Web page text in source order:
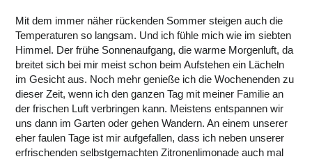
Mit dem immer näher rückenden Sommer steigen auch die
Temperaturen so langsam. Und ich fühle mich wie im siebten
Himmel. Der frühe Sonnenaufgang, die warme Morgenluft, da
breitet sich bei mir meist schon beim Aufstehen ein Lächeln
im Gesicht aus. Noch mehr genieße ich die Wochenenden zu
dieser Zeit, wenn ich den ganzen Tag mit meiner Familie an
der frischen Luft verbringen kann. Meistens entspannen wir
uns dann im Garten oder gehen Wandern. An einem unserer
eher faulen Tage ist mir aufgefallen, dass ich neben unserer
erfrischenden selbstgemachten Zitronenlimonade auch mal